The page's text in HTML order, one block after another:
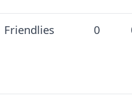
Friendlies 0